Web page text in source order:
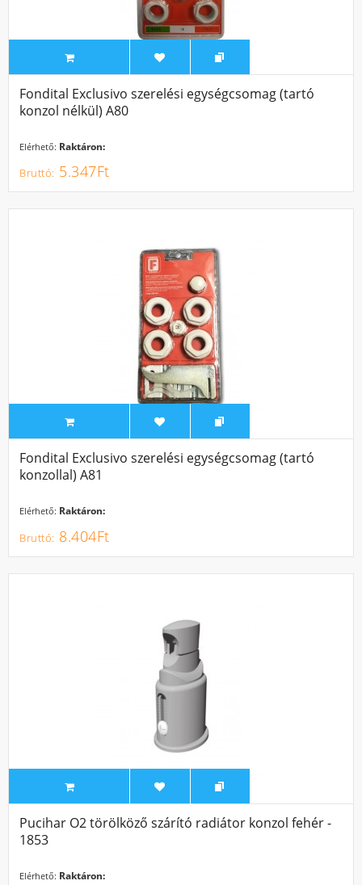
Fondital Exclusivo szerelési egységcsomag (tartó
konzol nélkül) A80
Elérhető: Raktáron:
5.347Ft
Fondital Exclusivo szerelési egységcsomag (tartó
konzollal) A81
Elérhető: Raktáron:
8.404Ft
Pucihar O2 törölköző szárító radiátor konzol fehér -
1853
Elérhető: Raktáron: